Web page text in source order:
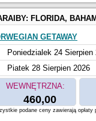
FLORIDA,
GETAWAY
Poniedzialek 24 Sierpien
Piatek 28 Sierpien 2026
WEWNĘTRZNA:
460,00
podane ceny zawierają